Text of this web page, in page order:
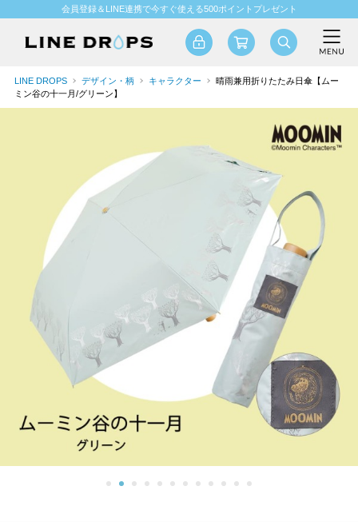
会員登録＆LINE連携で今すぐ使える500ポイントプレゼント
LINE DROPS デザイン・柄 キャラクター
晴雨兼用折りたたみ日傘【ムー
ミン谷の十一月/グリーン】